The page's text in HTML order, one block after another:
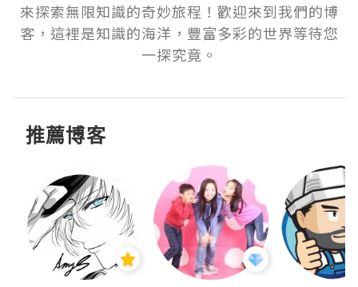
來探索無限知識的奇妙旅程！歡迎來到我們的博
客，這裡是知識的海洋，豐富多彩的世界等待您
一探究竟。
推薦博客